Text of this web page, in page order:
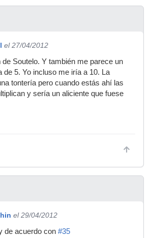
el 27/04/2012
Soutelo. Y también me parece un
de 5. Yo incluso me iría a 10. La
tontería pero cuando estás ahí las
y sería un aliciente que fuese
el 29/04/2012
de acuerdo con #35